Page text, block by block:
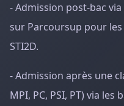
- Admission post-bac
sur Parcoursup pour
STI2D.
- Admission après une
MPI, PC, PSI, PT) via les